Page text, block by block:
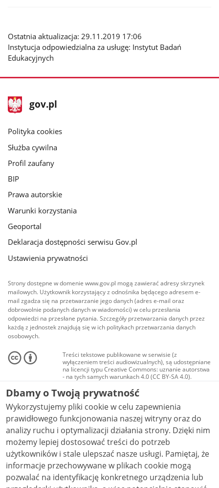
Ostatnia aktualizacja: 29.11.2019 17:06
Instytucja odpowiedzialna za usługę: Instytut Badań
Edukacyjnych
stopka
gov.pl
Strona
gov.pl
gov.pl
Polityka cookies
Służba cywilna
Profil zaufany
BIP
Prawa autorskie
Warunki korzystania
Geoportal
Deklaracja dostępności serwisu Gov.pl
Ustawienia prywatności
Strony dostępne w domenie www.gov.pl mogą zawierać adresy skrzynek
mailowych. Użytkownik korzystający z odnośnika będącego adresem e-
mail zgadza się na przetwarzanie jego danych (adres e-mail oraz
dobrowolnie podanych danych w wiadomości) w celu przesłania
odpowiedzi na przesłane pytania. Szczegóły przetwarzania danych przez
każdą z jednostek znajdują się w ich politykach przetwarzania danych
osobowych.
Treści tekstowe publikowane w serwisie (z
wyłączeniem treści audiowizualnych), są udostępniane
na licencji typu Creative Commons: uznanie autorstwa
- na tych samych warunkach 4.0 (CC BY-SA 4.0).
Materiały audiowizualne, w tym zdjęcia, materiały
audio i wideo, są udostępniane na licencji typu
Creative Commons: uznanie autorstwa użycie
niekomercyjne - bez utworów zależnych 4.0 (CC BY-
NC-ND 4.0), o ile nie jest to stwierdzone inaczej.
Dbamy o Twoją prywatność
Wykorzystujemy pliki cookie w celu zapewnienia
prawidłowego funkcjonowania naszej witryny oraz do
analizy ruchu i optymalizacji działania strony. Dzięki nim
możemy lepiej dostosować treści do potrzeb
użytkowników i stale ulepszać nasze usługi. Pamiętaj, że
informacje przechowywane w plikach cookie mogą
pozwalać na identyfikację konkretnego urządzenia lub